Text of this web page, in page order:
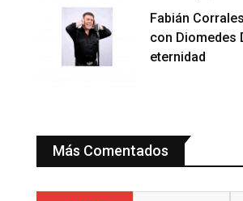
Fabián
con Diomedes
eternidad
Más Comentados